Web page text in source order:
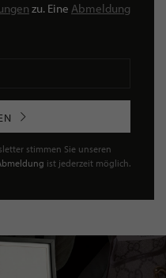
zu. Eine Abmeldung
stimmen Sie unseren
ist jederzeit möglich.